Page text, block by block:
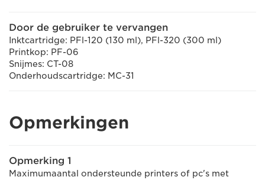
Door de gebruiker te vervangen
Inktcartridge: PFl-120 (130 ml), PFl-320 (300 ml)
Printkop: PF-06
Snijmes: CT-08
Onderhoudscartridge: MC-31
Opmerkingen
Opmerking 1
Maximumaantal ondersteunde printers of pc's met